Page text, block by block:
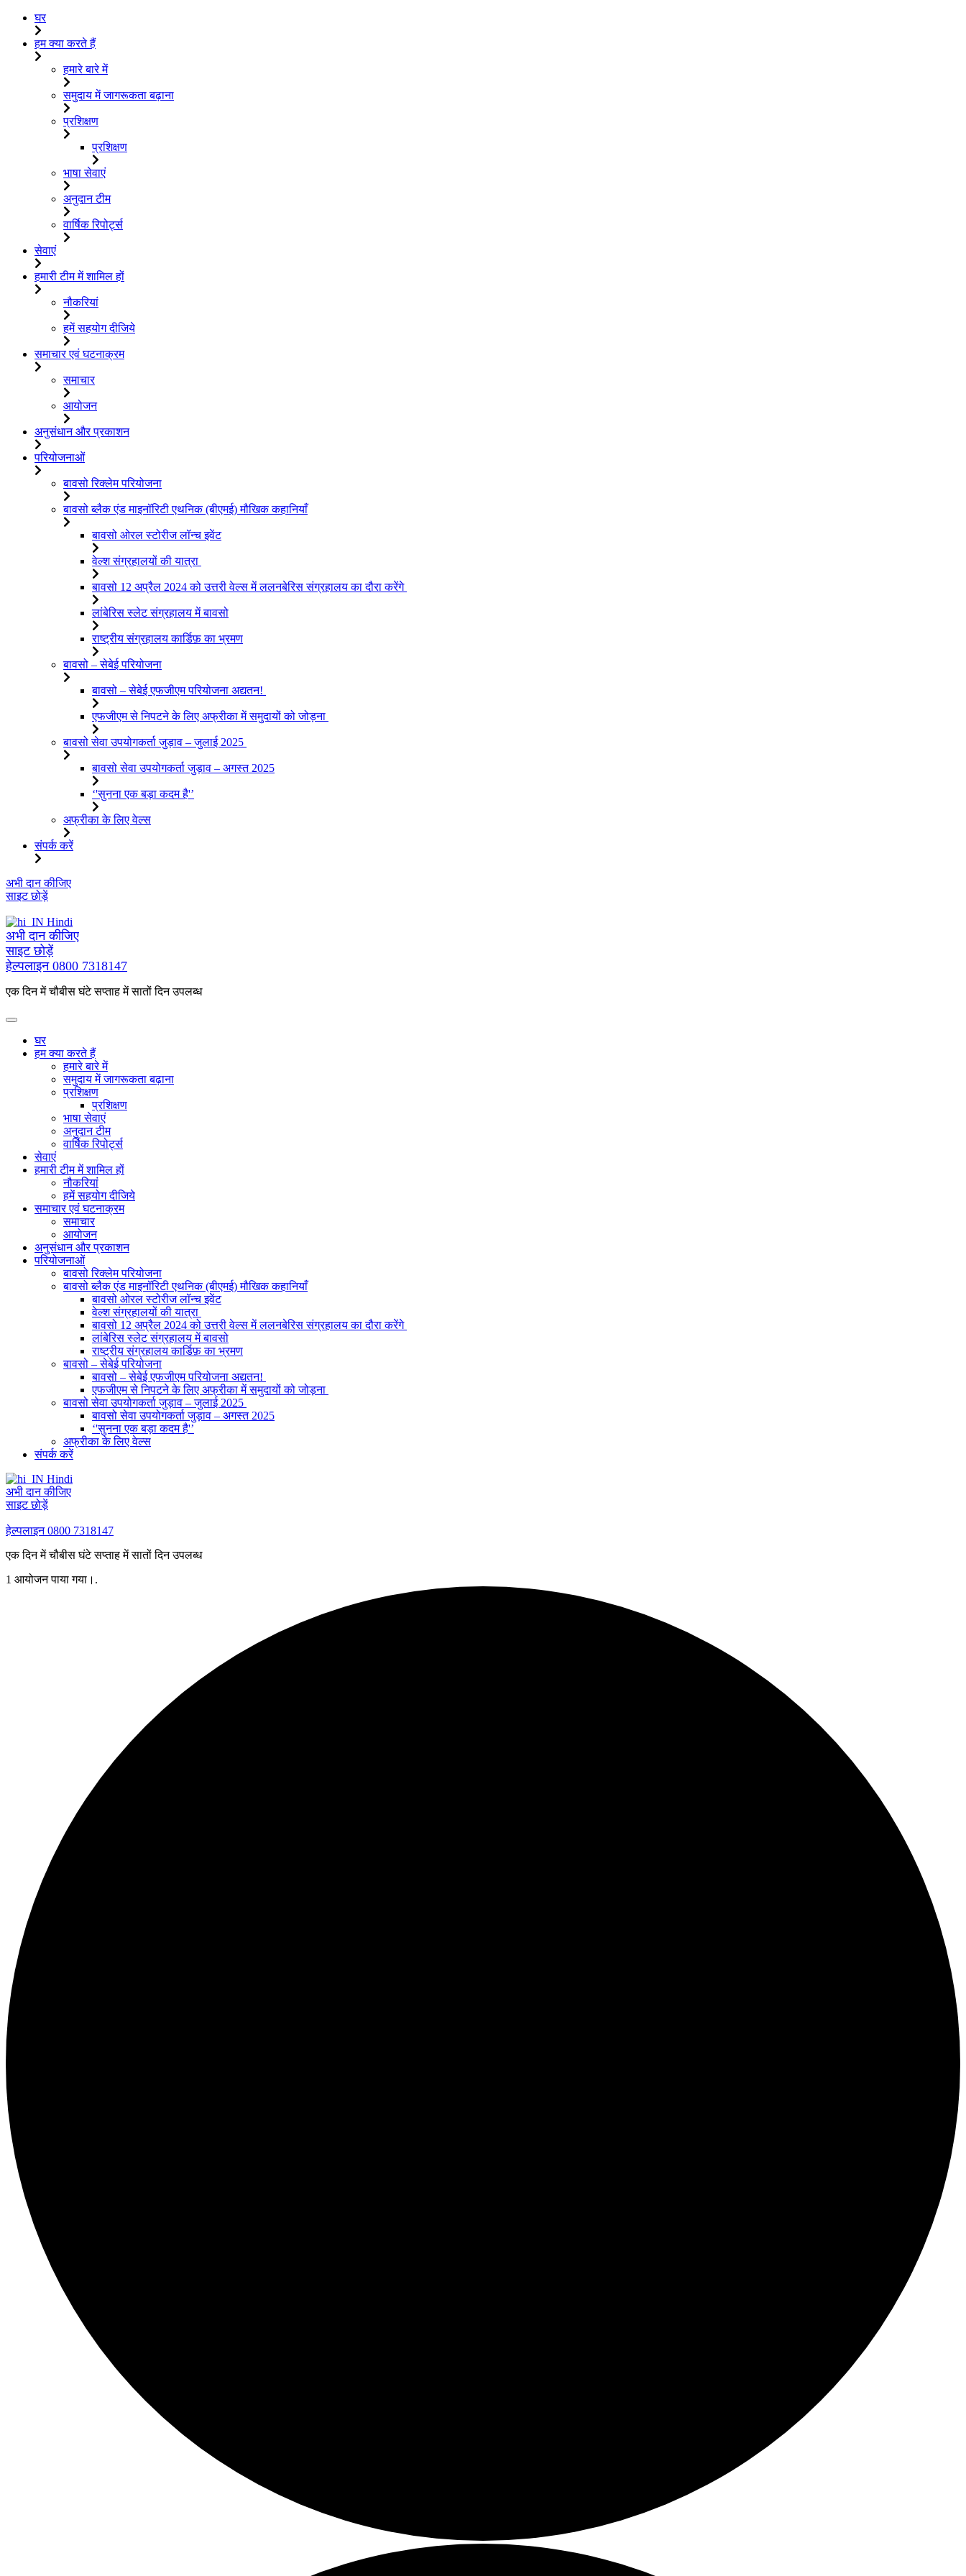
घर
हम क्या करते हैं
हमारे बारे में
समुदाय में जागरूकता बढ़ाना
प्रशिक्षण
प्रशिक्षण
भाषा सेवाएं
अनुदान टीम
वार्षिक रिपोर्ट्स
सेवाएं
हमारी टीम में शामिल हों
नौकरियां
हमें सहयोग दीजिये
समाचार एवं घटनाक्रम
समाचार
आयोजन
अनुसंधान और प्रकाशन
परियोजनाओं
बावसो रिक्लेम परियोजना
बावसो ब्लैक एंड माइनॉरिटी एथनिक (बीएमई) मौखिक कहानियाँ
बावसो ओरल स्टोरीज लॉन्च इवेंट
वेल्श संग्रहालयों की यात्रा
बावसो 12 अप्रैल 2024 को उत्तरी वेल्स में ललनबेरिस संग्रहालय का दौरा करेंगे
लांबेरिस स्लेट संग्रहालय में बावसो
राष्ट्रीय संग्रहालय कार्डिफ़ का भ्रमण
बावसो – सेबेई परियोजना
बावसो – सेबेई एफजीएम परियोजना अद्यतन!
एफजीएम से निपटने के लिए अफ्रीका में समुदायों को जोड़ना
बावसो सेवा उपयोगकर्ता जुड़ाव – जुलाई 2025
बावसो सेवा उपयोगकर्ता जुड़ाव – अगस्त 2025
‘'सुनना एक बड़ा कदम है'’
अफ्रीका के लिए वेल्स
संपर्क करें
इसे
छोड़कर
पर
बढ़ने
के
लिए
अभी दान कीजिए
साइट छोड़ें
Hindi
अभी दान कीजिए
साइट छोड़ें
हेल्पलाइन 0800 7318147
एक दिन में चौबीस घंटे सप्ताह में सातों दिन उपलब्ध
घर
हम क्या करते हैं
हमारे बारे में
समुदाय में जागरूकता बढ़ाना
प्रशिक्षण
प्रशिक्षण
भाषा सेवाएं
अनुदान टीम
वार्षिक रिपोर्ट्स
सेवाएं
हमारी टीम में शामिल हों
नौकरियां
हमें सहयोग दीजिये
समाचार एवं घटनाक्रम
समाचार
आयोजन
अनुसंधान और प्रकाशन
परियोजनाओं
बावसो रिक्लेम परियोजना
बावसो ब्लैक एंड माइनॉरिटी एथनिक (बीएमई) मौखिक कहानियाँ
बावसो ओरल स्टोरीज लॉन्च इवेंट
वेल्श संग्रहालयों की यात्रा
बावसो 12 अप्रैल 2024 को उत्तरी वेल्स में ललनबेरिस संग्रहालय का दौरा करेंगे
लांबेरिस स्लेट संग्रहालय में बावसो
राष्ट्रीय संग्रहालय कार्डिफ़ का भ्रमण
बावसो – सेबेई परियोजना
बावसो – सेबेई एफजीएम परियोजना अद्यतन!
एफजीएम से निपटने के लिए अफ्रीका में समुदायों को जोड़ना
बावसो सेवा उपयोगकर्ता जुड़ाव – जुलाई 2025
बावसो सेवा उपयोगकर्ता जुड़ाव – अगस्त 2025
‘'सुनना एक बड़ा कदम है'’
अफ्रीका के लिए वेल्स
संपर्क करें
Hindi
अभी दान कीजिए
साइट छोड़ें
हेल्पलाइन0800 7318147
एक दिन में चौबीस घंटे सप्ताह में सातों दिन उपलब्ध
1 आयोजन पाया गया।.